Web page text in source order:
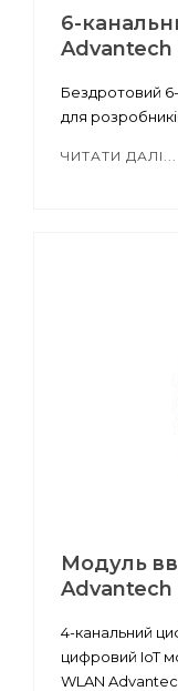
6-
Advantech
Бездротовий
для
ЧИТАТИ ДАЛІ...
Mодуль
Advantech
4-канальний
цифровий IoT
WLAN